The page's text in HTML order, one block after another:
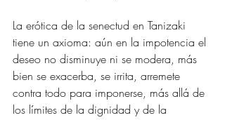
La erótica de la senectud en Tanizaki
tiene un axioma: aún en la impotencia el
deseo no disminuye ni se modera, más
bien se exacerba, se irrita, arremete
contra todo para imponerse, más allá de
los límites de la dignidad y de la